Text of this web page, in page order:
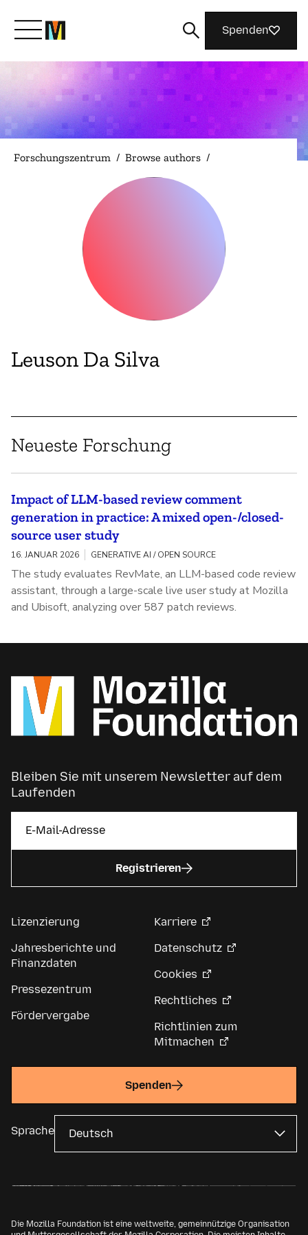
Lernen Sie Mozilla kennen
Was wir tun
Machen Sie mit
Magazin
Spenden
Forschungszentrum / Browse authors /
Leuson Da Silva
Neueste Forschung
Impact of LLM-based review comment
generation in practice: A mixed open-/closed-
source user study
16. JANUAR 2026 GENERATIVE AI / OPEN SOURCE
The study evaluates RevMate, an LLM-based code review
assistant, through a large-scale live user study at Mozilla
and Ubisoft, analyzing over 587 patch reviews.
Bleiben Sie mit unserem Newsletter auf dem
Laufenden
Registrieren
Lizenzierung
Jahresberichte und
Finanzdaten
Pressezentrum
Fördervergabe
Karriere
Datenschutz
Cookies
Rechtliches
Richtlinien zum
Mitmachen
Spenden
Sprache
Die Mozilla Foundation ist eine weltweite, gemeinnützige Organisation